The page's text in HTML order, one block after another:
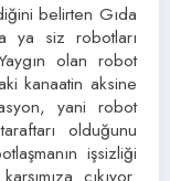
belirten Gıda
ya siz robotları
olan robot
kanaatin aksine
yani robot
olduğunu
işsizliği